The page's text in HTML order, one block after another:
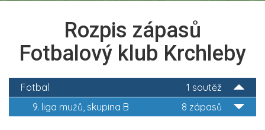
Rozpis zápasů
Fotbalový klub Krchleby
1 soutěž
Fotbal
8 zápasů
9. liga mužů, skupina B